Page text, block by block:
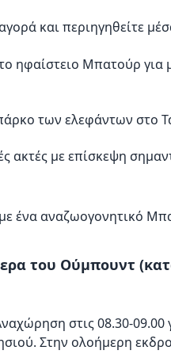
και περιηγηθείτε
ηφαίστειο Μπατούρ για
των ελεφάντων στο
ακτές με επίσκεψη
ένα αναζωογονητικό
του Ούμπουντ
στις 08.30-09.00
Στην ολοήμερη